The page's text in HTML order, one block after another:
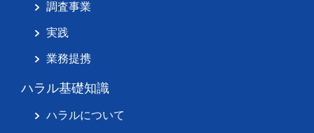
調査事業
実践
業務提携
ハラル基礎知識
ハラルについて